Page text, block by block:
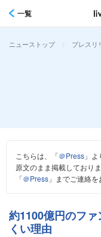
一覧
ニューストップ > プレスリ
こちらは、「＠Press 」
原文のまま掲載しており
「＠Press 」までご連絡を
約1100億円のフ
くい理由